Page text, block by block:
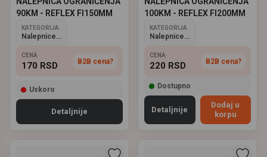
90KM - REFLEX FI150MM
KATEGORIJA
Nalepnice i table
CENA
170 RSD B2B cena?
Uskoro
Detaljnije
100KM - REFLEX FI200MM
KATEGORIJA
Nalepnice i table
CENA
220 RSD B2B cena?
Dostupno
Detaljnije
Dodaj u
korpu